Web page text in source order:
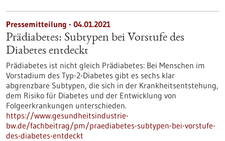
Pressemitteilung - 04.01.2021
Prädiabetes: Subtypen bei Vorstufe des
Diabetes entdeckt
Prädiabetes ist nicht gleich Prädiabetes: Bei Menschen im
Vorstadium des Typ-2-Diabetes gibt es sechs klar
abgrenzbare Subtypen, die sich in der Krankheitsentstehung,
dem Risiko für Diabetes und der Entwicklung von
Folgeerkrankungen unterschieden.
https://www.gesundheitsindustrie-
bw.de/fachbeitrag/pm/praediabetes-subtypen-bei-vorstufe-
des-diabetes-entdeckt